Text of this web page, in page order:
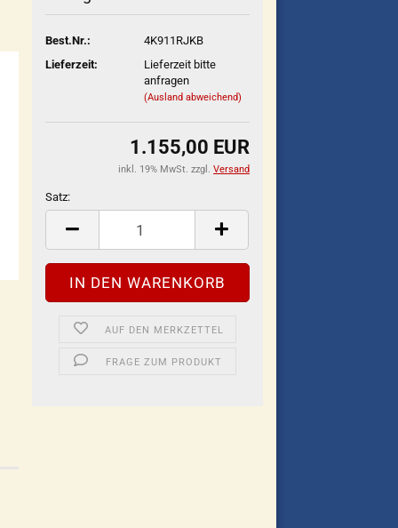
Best.Nr.:
4K911RJKB
Lieferzeit:
Lieferzeit bitte
anfragen
(Ausland abweichend)
1.155,00 EUR
inkl. 19% MwSt. zzgl. Versand
Satz:
Satz
AUF DEN MERKZETTEL
FRAGE ZUM PRODUKT